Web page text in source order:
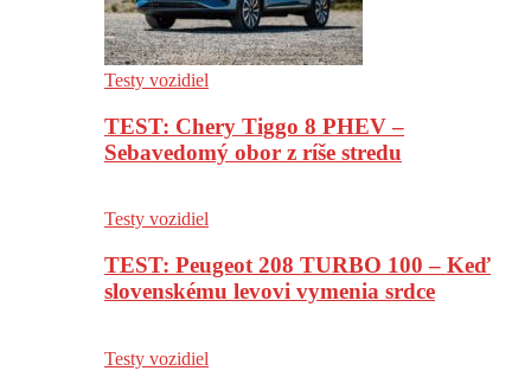
Testy vozidiel
TEST: Chery Tiggo 8 PHEV –
Sebavedomý obor z ríše stredu
Testy vozidiel
TEST: Peugeot 208 TURBO 100 – Keď
slovenskému levovi vymenia srdce
Testy vozidiel